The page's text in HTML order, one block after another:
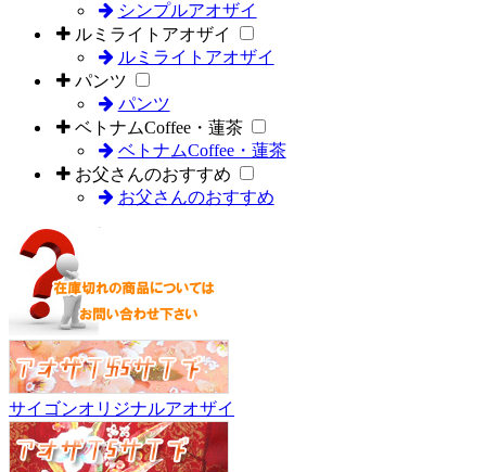
シンプルアオザイ
ルミライトアオザイ
ルミライトアオザイ
パンツ
パンツ
ベトナムCoffee・蓮茶
ベトナムCoffee・蓮茶
お父さんのおすすめ
お父さんのおすすめ
サイゴンオリジナルアオザイ